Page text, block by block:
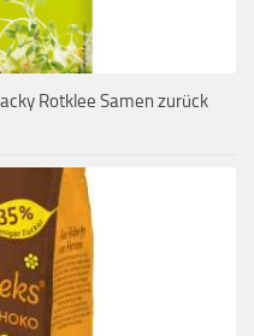
Rotklee Samen zurück